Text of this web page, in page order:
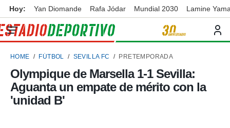
de
por
para
la
que se
calidad.
Hoy: Yan Diomande Rafa Jódar Mundial 2030 Lamine
HOME FÚTBOL SEVILLA FC PRETEMPORADA
Olympique de Marsella 1-1 Sevilla:
Aguanta un empate de mérito con la
'unidad B'